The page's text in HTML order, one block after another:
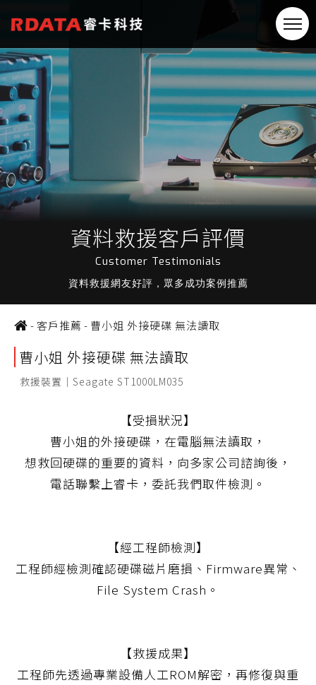
資料救援客戶評價
Customer Testimonials
資料救援網友好評，眾多成功案例推薦
-客戶推薦 - 曹小姐 外接硬碟 無法讀取
曹小姐 外接硬碟 無法讀取
救援裝置｜Seagate ST1000LM035
【受損狀況】
曹小姐的外接硬碟，在電腦無法讀取，
想救回硬碟的重要的資料，向多家公司諮詢後，
電話聯繫上睿卡，委託我們取件檢測。
【經工程師檢測】
工程師經檢測確認硬碟磁片磨損、Firmware異常、
File System Crash。
【救援成果】
工程師先透過專業設備人工ROM解密，再修復與重